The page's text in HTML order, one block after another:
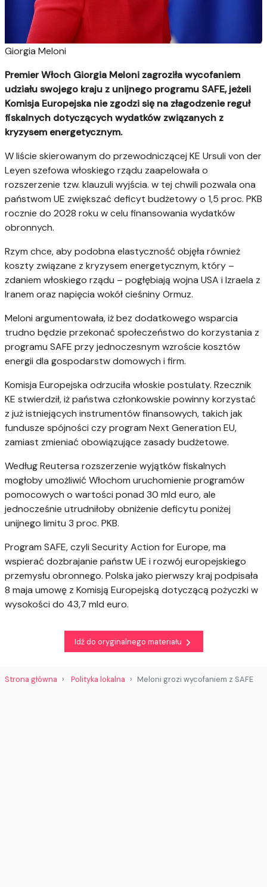
Giorgia Meloni
Premier Włoch Giorgia Meloni zagroziła wycofaniem
udziału swojego kraju z unijnego programu SAFE, jeżeli
Komisja Europejska nie zgodzi się na złagodzenie reguł
fiskalnych dotyczących wydatków związanych z
kryzysem energetycznym.
W liście skierowanym do przewodniczącej KE Ursuli von der
Leyen szefowa włoskiego rządu zaapelowała o
rozszerzenie tzw. klauzuli wyjścia. w tej chwili pozwala ona
państwom UE zwiększać deficyt budżetowy o 1,5 proc. PKB
rocznie do 2028 roku w celu finansowania wydatków
obronnych.
Rzym chce, aby podobna elastyczność objęła również
koszty związane z kryzysem energetycznym, który –
zdaniem włoskiego rządu – pogłębiają wojna USA i Izraela z
Iranem oraz napięcia wokół cieśniny Ormuz.
Meloni argumentowała, iż bez dodatkowego wsparcia
trudno będzie przekonać społeczeństwo do korzystania z
programu SAFE przy jednoczesnym wzroście kosztów
energii dla gospodarstw domowych i firm.
Komisja Europejska odrzuciła włoskie postulaty. Rzecznik
KE stwierdził, iż państwa członkowskie powinny korzystać
z już istniejących instrumentów finansowych, takich jak
fundusze spójności czy program Next Generation EU,
zamiast zmieniać obowiązujące zasady budżetowe.
Według Reutersa rozszerzenie wyjątków fiskalnych
mogłoby umożliwić Włochom uruchomienie programów
pomocowych o wartości ponad 30 mld euro, ale
jednocześnie utrudniłoby obniżenie deficytu poniżej
unijnego limitu 3 proc. PKB.
Program SAFE, czyli Security Action for Europe, ma
wspierać dozbrajanie państw UE i rozwój europejskiego
przemysłu obronnego. Polska jako pierwszy kraj podpisała
8 maja umowę z Komisją Europejską dotyczącą pożyczki w
wysokości do 43,7 mld euro.
Idź do oryginalnego materiału
Strona główna Polityka lokalna Meloni grozi wycofaniem z SAFE